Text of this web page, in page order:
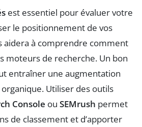
est essentiel pour évaluer votre
le positionnement de vos
aidera à comprendre comment
moteurs de recherche. Un bon
entraîner une augmentation
Utiliser des outils
Console ou SEMrush permet
de classement et d’apporter